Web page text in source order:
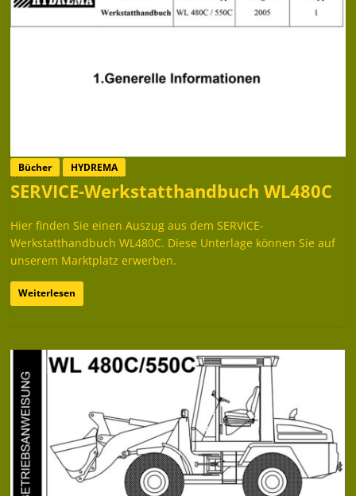
Bücher HYDREMA
SERVICE-Werkstatthandbuch WL480C
Hier finden Sie einen Auszug aus dem SERVICE-
Werkstatthandbuch WL480C. Diese Unterlage können Sie auf
unserem Marktplatz erwerben.
Weiterlesen